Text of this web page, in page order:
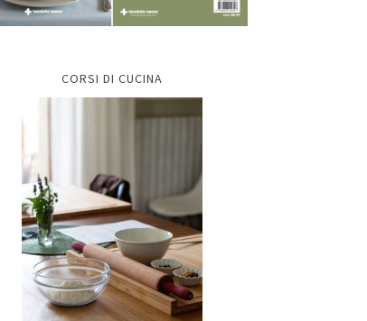
CORSI DI CUCINA